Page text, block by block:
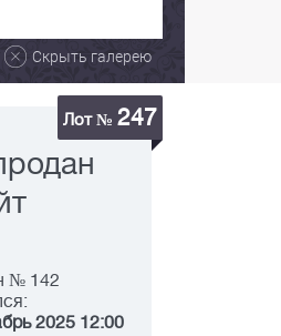
Скрыть галерею
Лот № 247
№ 142
2025 12:00